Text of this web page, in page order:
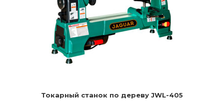
Токарный станок по дереву JWL-405